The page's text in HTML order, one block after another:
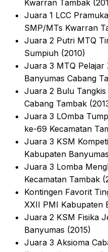
Kwarran Tambak
Juara 1 LCC
SMP/MTs Kwarran
Juara 2 Putri MTQ
Sumpiuh (2010)
Juara 3 MTQ Pelajar
Banyumas Cabang
Juara 2 Bulu
Cabang Tambak
Juara 3 LOmba
ke-69 Kecamatan
Juara 3 KSM
Kabupaten
Juara 3 Lomba
Kecamatan Tambak
Kontingen Favorit
XXII PMI Kabupaten
Juara 2 KSM Fisika
Banyumas (2015)
Juara 3 Aksioma